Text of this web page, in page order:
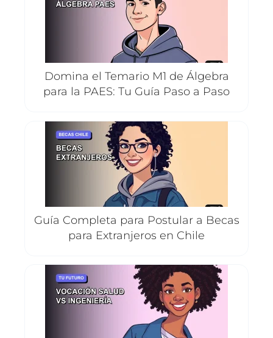
Domina el Temario M1 de Álgebra
para la PAES: Tu Guía Paso a Paso
Guía Completa para Postular a Becas
para Extranjeros en Chile